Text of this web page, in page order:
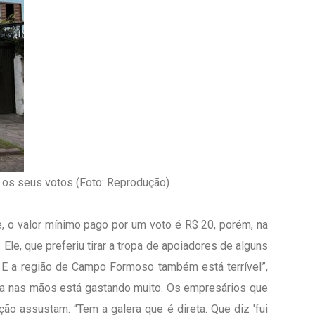
seus votos (Foto: Reprodução)
o valor mínimo pago por um voto é R$ 20, porém, na
que preferiu tirar a tropa de apoiadores de alguns
a região de Campo Formoso também está terrível”,
nas mãos está gastando muito. Os empresários que
assustam. “Tem a galera que é direta. Que diz 'fui